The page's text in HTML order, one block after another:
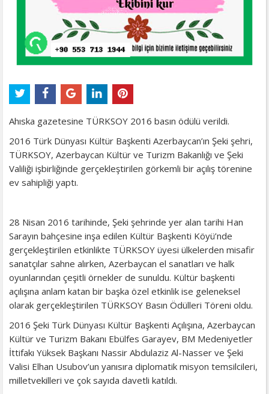
Ahıska gazetesine TÜRKSOY 2016 basın ödülü verildi.
2016 Türk Dünyası Kültür Başkenti Azerbaycan’ın Şeki şehri,
TÜRKSOY, Azerbaycan Kültür ve Turizm Bakanlığı ve Şeki
Valiliği işbirliğinde gerçekleştirilen görkemli bir açılış törenine
ev sahipliği yaptı.
28 Nisan 2016 tarihinde, Şeki şehrinde yer alan tarihi Han
Sarayın bahçesine inşa edilen Kültür Başkenti Köyü’nde
gerçekleştirilen etkinlikte TÜRKSOY üyesi ülkelerden misafir
sanatçılar sahne alırken, Azerbaycan el sanatları ve halk
oyunlarından çeşitli örnekler de sunuldu. Kültür başkenti
açılışına anlam katan bir başka özel etkinlik ise geleneksel
olarak gerçekleştirilen TÜRKSOY Basın Ödülleri Töreni oldu.
2016 Şeki Türk Dünyası Kültür Başkenti Açılışına, Azerbaycan
Kültür ve Turizm Bakanı Ebülfes Garayev, BM Medeniyetler
İttifakı Yüksek Başkanı Nassir Abdulaziz Al-Nasser ve Şeki
Valisi Elhan Usubov’un yanısıra diplomatik misyon temsilcileri,
milletvekilleri ve çok sayıda davetli katıldı.